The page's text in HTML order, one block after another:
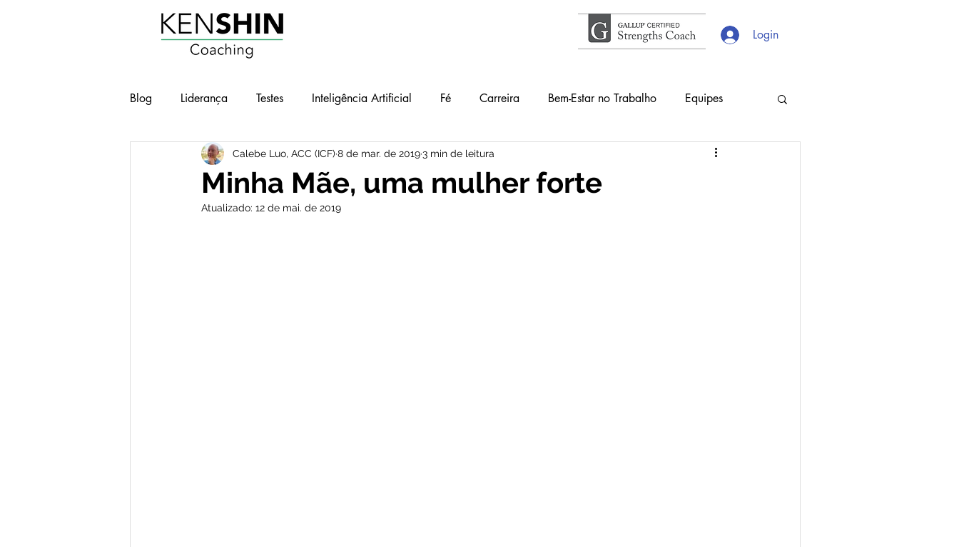
Login
Blog Liderança Testes Inteligência Artificial Fé Carreira Bem-Estar no Trabalho Equipes
Workshops Geek e Pop Acontece Livros #34Lentes
BOT - Brilho nos Olhos no Trabalho
Minha Mãe, uma mulher forte
Calebe Luo, ACC (ICF) 8 de mar. de 20193 min de leitura
Atualizado: 12 de mai. de 2019